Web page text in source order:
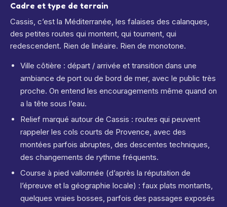
Cadre et type de terrain
Cassis, c’est la Méditerranée, les falaises des calanques,
des petites routes qui montent, qui tournent, qui
redescendent. Rien de linéaire. Rien de monotone.
Ville côtière : départ / arrivée et transition dans une
ambiance de port ou de bord de mer, avec le public très
proche. On entend les encouragements même quand on
a la tête sous l’eau.
Relief marqué autour de Cassis : routes qui peuvent
rappeler les cols courts de Provence, avec des
montées parfois abruptes, des descentes techniques,
des changements de rythme fréquents.
Course à pied vallonnée (d’après la réputation de
l’épreuve et la géographie locale) : faux plats montants,
quelques vraies bosses, parfois des passages exposés